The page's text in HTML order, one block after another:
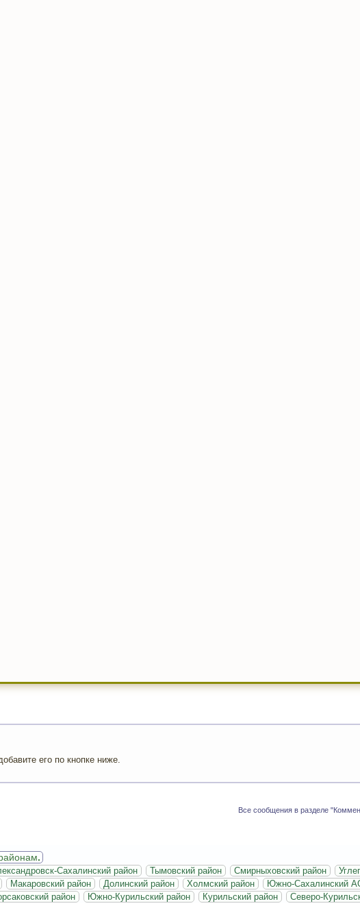
его по кнопке ниже.
Все сообщения в разделе
.
Сахалинский район Тымовский район Смирныховский район
Макаровский район Долинский район Холмский район
Южно-Сахалинский
район Южно-Курильский район Курильский район Северо-